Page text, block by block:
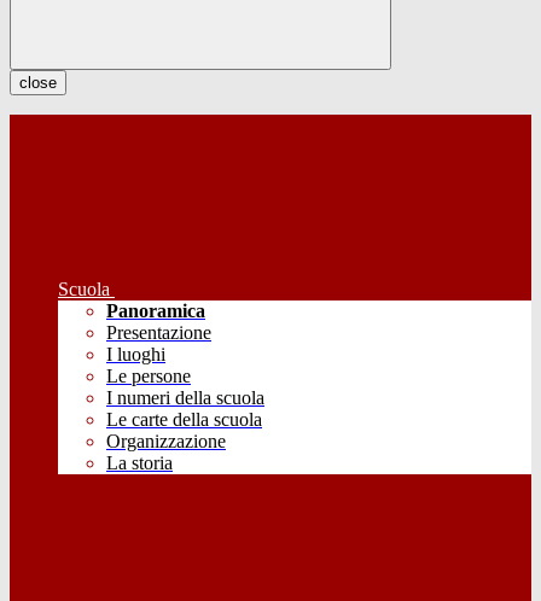
close
Scuola
Panoramica
Presentazione
I luoghi
Le persone
I numeri della scuola
Le carte della scuola
Organizzazione
La storia